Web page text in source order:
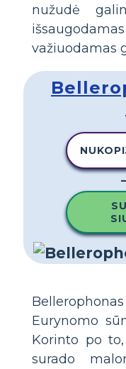
nužudė
važiuodamas
Eurynomo
Korinto po
surado